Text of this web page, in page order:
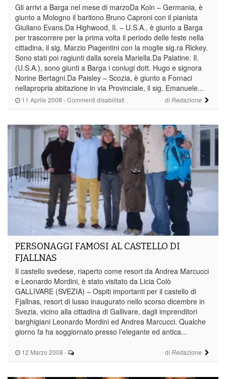
11 Aprile 2008 -Commenti disabilitati
ARRIVI
di Redazione
Gli arrivi a Barga nel mese di marzoDa Koln – Germania, è
giunto a Mologno il baritono Bruno Caproni con il pianista
Giuliano Evans.Da Highwood, Il. – U.S.A., è giunto a Barga
per trascorrere per la prima volta il periodo delle feste nella
cittadina, il sig. Marzio Piagentini con la moglie sig.ra Rickey.
Sono stati poi ragiunti dalla sorela Mariella.Da Palatine. Il.
(U.S.A.), sono giunti a Barga i coniugi dott. Hugo e signora
Norine Bertagni.Da Paisley – Scozia, è giunto a Fornaci
nellapropria abitazione in via Provinciale, il sig. Emanuele...
12 Marzo 2008 - di Redazione
PERSONAGGI FAMOSI AL CASTELLO DI
FJALLNAS
Il castello svedese, riaperto come resort da Andrea Marcucci
e Leonardo Mordini, è stato visitato da Licia Colò
GALLIVARE (SVEZIA) – Ospiti importanti per il castello di
Fjallnas, resort di lusso inaugurato nello scorso dicembre in
Svezia, vicino alla cittadina di Gallivare, dagli imprenditori
barghigiani Leonardo Mordini ed Andrea Marcucci. Qualche
giorno fa ha soggiornato presso l’elegante ed antica...